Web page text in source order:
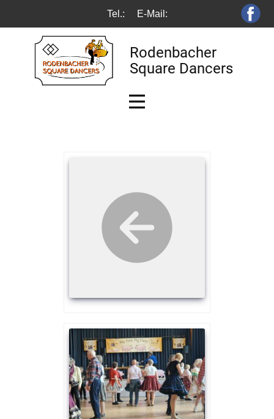
Tel.: E-Mail:
Rodenbacher
Square Dancers